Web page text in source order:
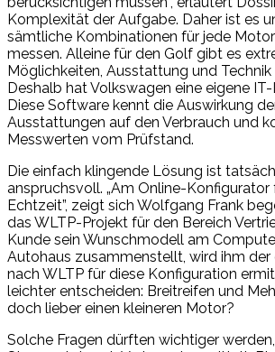
Komplexität der Aufgabe. Daher ist es
sämtliche Kombinationen für jede
messen. Alleine für den Golf gibt es
Möglichkeiten, Ausstattung und Technik
Deshalb hat Volkswagen eine eigene
Diese Software kennt die Auswirkung
Ausstattungen auf den Verbrauch und
Messwerten vom Prüfstand.
Die einfach klingende Lösung ist
anspruchsvoll. „Am Online-Konfigurator
Echtzeit”, zeigt sich Wolfgang Frank
das WLTP-Projekt für den Bereich
Kunde sein Wunschmodell am
Autohaus zusammenstellt, wird ihm der
nach WLTP für diese Konfiguration
leichter entscheiden: Breitreifen und
doch lieber einen kleineren Motor?
Solche Fragen dürften wichtiger